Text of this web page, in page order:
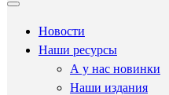
Новости
Наши ресурсы
А у нас новинки
Наши издания